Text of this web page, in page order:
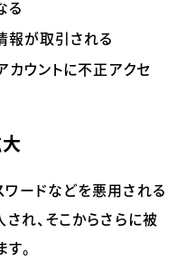
る
報が取引される
ウントに不正アクセ
ードなどを悪用される
され、そこからさらに被
。